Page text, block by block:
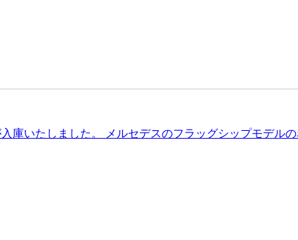
庫いたしました。 メルセデスのフラッグシップモデル